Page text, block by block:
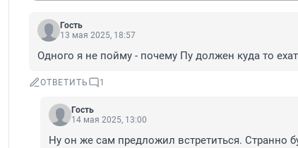
Гость
13 мая 2025, 18:57
Одного я не пойму - почему Пу должен куда то
ОТВЕТИТЬ 1
Гость
14 мая 2025, 13:00
Ну он же сам предложил встретиться. Странно